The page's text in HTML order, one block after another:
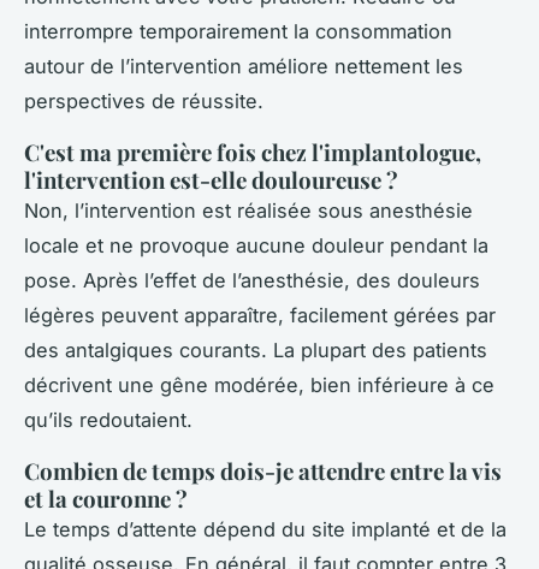
interrompre temporairement la consommation
autour de l’intervention améliore nettement les
perspectives de réussite.
C'est ma première fois chez l'implantologue,
l'intervention est-elle douloureuse ?
Non, l’intervention est réalisée sous anesthésie
locale et ne provoque aucune douleur pendant la
pose. Après l’effet de l’anesthésie, des douleurs
légères peuvent apparaître, facilement gérées par
des antalgiques courants. La plupart des patients
décrivent une gêne modérée, bien inférieure à ce
qu’ils redoutaient.
Combien de temps dois-je attendre entre la vis
et la couronne ?
Le temps d’attente dépend du site implanté et de la